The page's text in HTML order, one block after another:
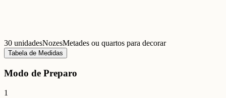
30 unidadesNozesMetades ou quartos para decorar
Tabela de Medidas
Modo de Preparo
1